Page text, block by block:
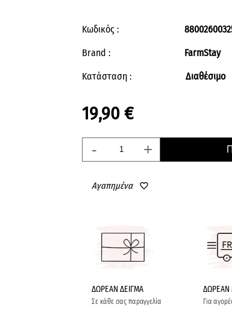
Κωδικός :
Brand : FarmStay
Κατάσταση : Διαθέσιμο
19,90 €
- +
ΔΩΡΕΑΝ ΔΕΙΓΜΑ
Σε κάθε σας παραγγελία
ΔΩΡΕΑΝ
Για
Αγαπημένα favorite_border